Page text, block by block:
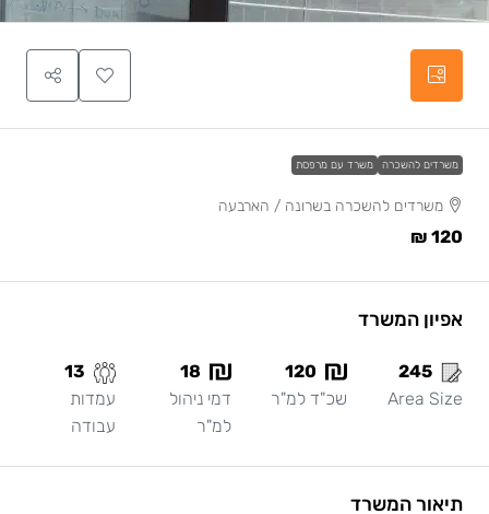
משרדים להשכרה משרד עם מרפסת
משרדים להשכרה בשרונה / הארבעה
120 ₪
אפיון המשרד
245
Area Size
120
שכ"ד למ"ר
18
דמי ניהול
למ"ר
13
עמדות
עבודה
תיאור המשרד